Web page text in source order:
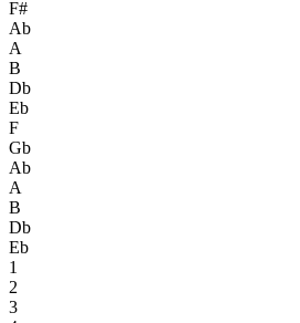
F#
Ab
A
B
Db
Eb
F
Gb
Ab
A
B
Db
Eb
1
2
3